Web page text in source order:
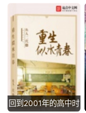
回到2001年的高中时